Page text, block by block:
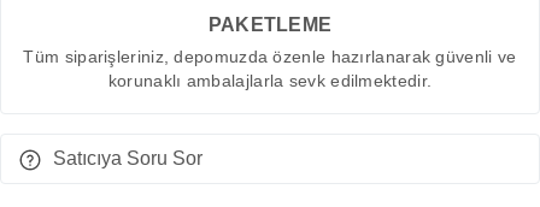
PAKETLEME
Tüm siparişleriniz, depomuzda özenle hazırlanarak güvenli ve
korunaklı ambalajlarla sevk edilmektedir.
Satıcıya Soru Sor